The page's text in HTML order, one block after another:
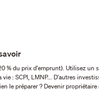
peuvent vous convenir. Projet immobilier : comment